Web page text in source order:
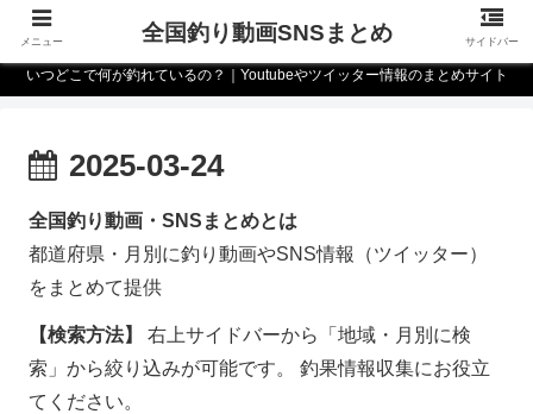
いつどこで何が釣れているの？｜Youtubeやツイッター情報のまとめサイト
2025-03-24
全国釣り動画・SNSまとめとは
都道府県・月別に釣り動画やSNS情報（ツイッター）
をまとめて提供
【検索方法】
右上サイドバーから「地域・月別に検
索」から絞り込みが可能です。 釣果情報収集にお役立
てください。
メニュー 全国釣り動画SNSまとめ サイドバー